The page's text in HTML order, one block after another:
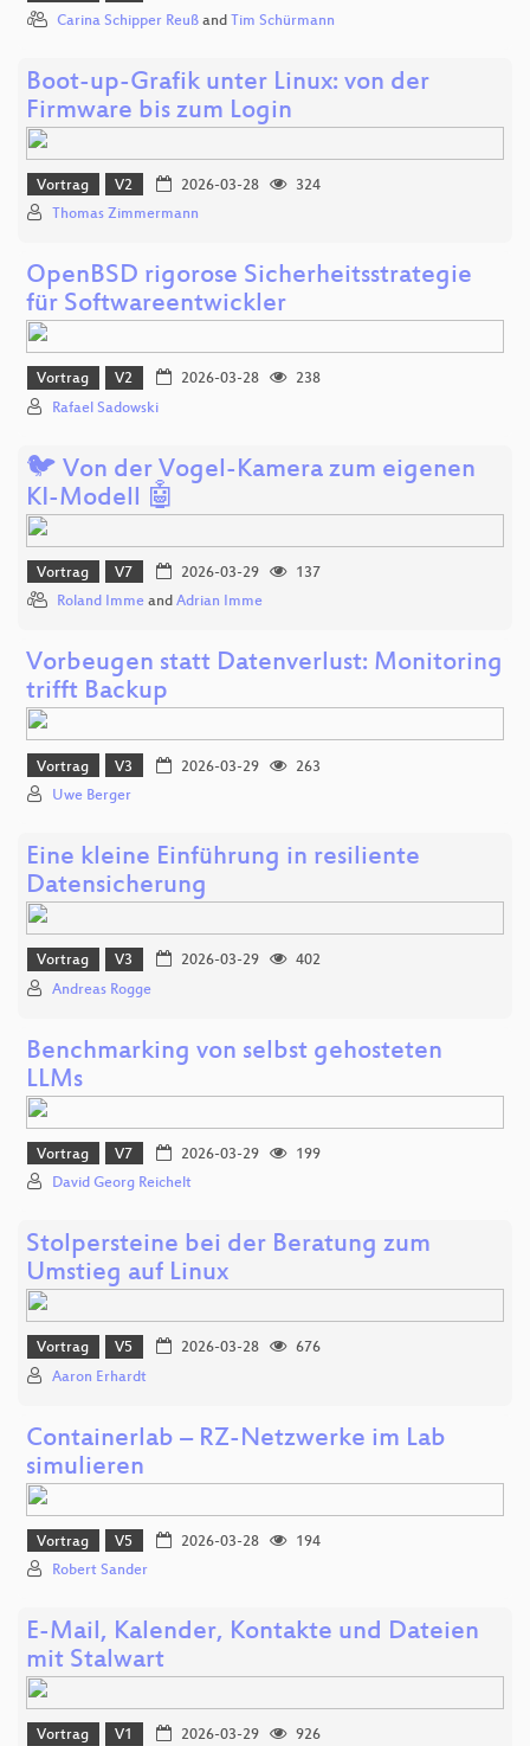
Carina Schipper Reuß and Tim Schürmann
Boot-up-Grafik unter Linux: von der
Firmware bis zum Login
Vortrag V2 2026-03-28
324
Thomas Zimmermann
OpenBSD rigorose Sicherheitsstrategie
für Softwareentwickler
Vortrag V2 2026-03-28
238
Rafael Sadowski
🐦 Von der Vogel-Kamera zum eigenen
KI-Modell 🤖
Vortrag V7 2026-03-29
137
Roland Imme and Adrian Imme
Vorbeugen statt Datenverlust: Monitoring
trifft Backup
Vortrag V3 2026-03-29
263
Uwe Berger
Eine kleine Einführung in resiliente
Datensicherung
Vortrag V3 2026-03-29
402
Andreas Rogge
Benchmarking von selbst gehosteten
LLMs
Vortrag V7 2026-03-29
199
David Georg Reichelt
Stolpersteine bei der Beratung zum
Umstieg auf Linux
Vortrag V5 2026-03-28
676
Aaron Erhardt
Containerlab – RZ-Netzwerke im Lab
simulieren
Vortrag V5 2026-03-28
194
Robert Sander
E-Mail, Kalender, Kontakte und Dateien
mit Stalwart
Vortrag V1 2026-03-29
926